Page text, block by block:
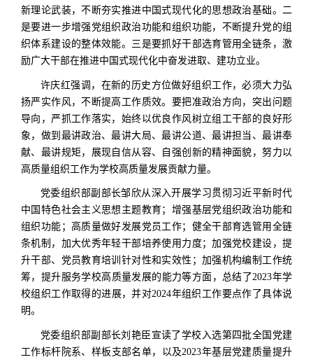
新理论武装，不断夯实推进中国式现代化的思想政治基础。二
是要进一步增强党组织政治功能和组织功能，不断提升党的组
织体系建设的整体效能。三是要抓好干部选育管用全链条，激
励广大干部在推进中国式现代化中奋发进取、建功立业。
许庆红强调，在新的历史方位做好组织工作，必须大力弘
扬严实作风，不断提高工作质效。要把准政治方向，突出问题
导向，严抓工作落实，始终以优良作风树立组工干部的良好形
象，做到最讲政治、最讲大局、最讲公道、最讲担当、最讲奉
献、最讲规矩，展现自信从容、自强创新的精神面貌，努力以
高质量组织工作为学校高质量发展贡献力量。
党委组织部副部长邹欣从深入开展学习贯彻习近平新时代
中国特色社会主义思想主题教育；增强基层党组织政治功能和
组织功能；高质量做好发展党员工作；健全干部育选管用全链
条机制，加大优秀年轻干部培养使用力度；加强党校建设，提
升干部、党员教育培训针对性和实效性；加强机构编制工作统
筹，提升服务学校高质量发展的能力等方面，总结了2023年学
校组织工作取得的进展，并对2024年组织工作要点作了具体说
明。
党委组织部副部长刘艳臣宣读了学校入选第四批全国党建
工作标杆院系、样板支部名单，以及2023年基层党建质量提升